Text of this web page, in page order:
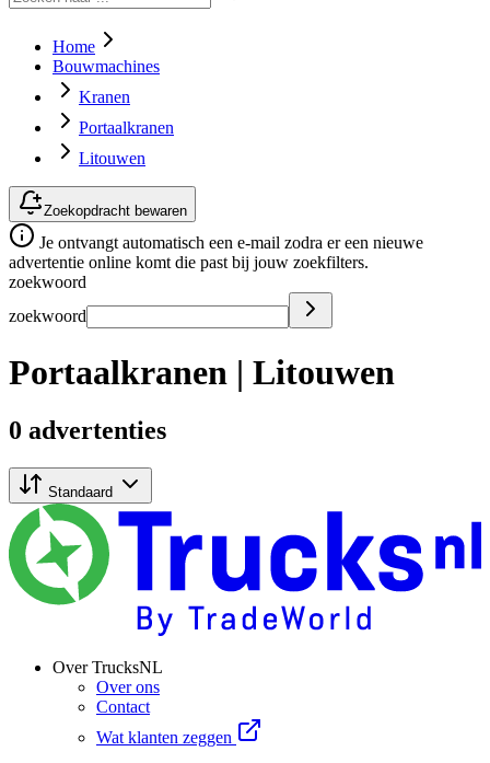
Home
Bouwmachines
Kranen
Portaalkranen
Litouwen
Zoekopdracht bewaren
Je ontvangt automatisch een e-mail zodra er een nieuwe
advertentie online komt die past bij jouw zoekfilters.
zoekwoord
zoekwoord
Portaalkranen | Litouwen
0 advertenties
Standaard
Over TrucksNL
Over ons
Contact
Wat klanten zeggen